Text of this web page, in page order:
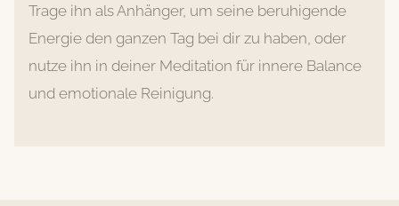
Trage ihn als Anhänger, um seine beruhigende
Energie den ganzen Tag bei dir zu haben, oder
nutze ihn in deiner Meditation für innere Balance
und emotionale Reinigung.